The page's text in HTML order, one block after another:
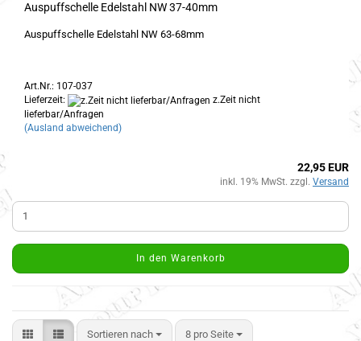
Auspuffschelle Edelstahl NW 37-40mm
Auspuffschelle Edelstahl NW 63-68mm
Art.Nr.: 107-037
Lieferzeit:
z.Zeit nicht
lieferbar/Anfragen
(Ausland abweichend)
22,95 EUR
inkl. 19% MwSt. zzgl. Versand
In den Warenkorb
Sortieren nach 8 pro Seite